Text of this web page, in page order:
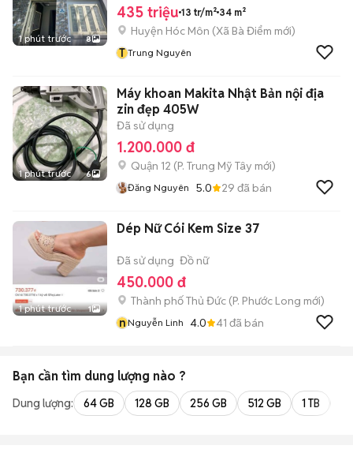
1 phút trước 8
435 triệu 13 tr/m² 34 m²
Huyện Hóc Môn (Xã Bà Điểm mới)
T Trung Nguyên
1 phút trước 6
Máy khoan Makita Nhật Bản nội địa
zin đẹp 405W
Đã sử dụng
1.200.000 đ
Quận 12 (P. Trung Mỹ Tây mới)
Đăng Nguyên 5.0 29 đã bán
1 phút trước 1
Dép Nữ Cói Kem Size 37
Đã sử dụng Đồ nữ
450.000 đ
Thành phố Thủ Đức (P. Phước Long mới)
nNguyễn Linh 4.0 41 đã bán
Bạn cần tìm dung lượng nào ?
Dung lượng: 64 GB 128 GB 256 GB 512 GB 1 TB